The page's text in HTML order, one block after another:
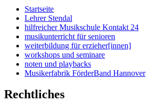
Startseite
Lehrer Stendal
hilfreicher Musikschule Kontakt 24
musikunterricht für senioren
weiterbildung für erzieher[innen]
workshops und seminare
noten und playbacks
Musikerfabrik FörderBand Hannover
Rechtliches